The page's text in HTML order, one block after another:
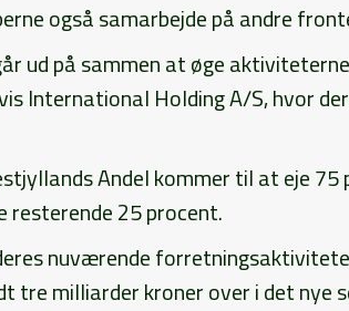
også samarbejde på andre
ud på sammen at øge
International Holding A/S, hvor
Andel kommer til at eje
resterende 25 procent.
nuværende
tre milliarder kroner over i det nye